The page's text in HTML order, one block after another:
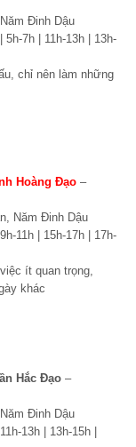
Đinh Dậu
7h | 11h-13h | 13h-
chỉ nên làm những
Hoàng Đạo –
Năm Đinh Dậu
11h | 15h-17h | 17h-
ít quan trọng,
khác
Hắc Đạo –
Đinh Dậu
13h | 13h-15h |